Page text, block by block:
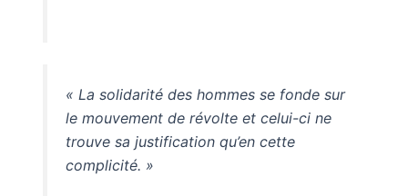
« La solidarité des hommes se fonde sur
le mouvement de révolte et celui-ci ne
trouve sa justification qu’en cette
complicité. »